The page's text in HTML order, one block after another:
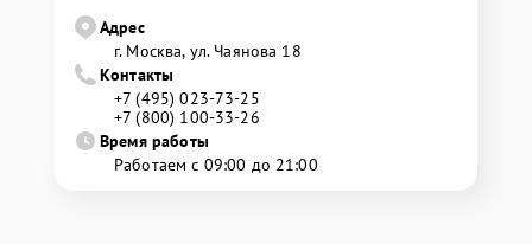
Адрес
г. Москва, ул. Чаянова 18
Контакты
+7 (495) 023-73-25
+7 (800) 100-33-26
Время работы
Работаем с 09:00 до 21:00